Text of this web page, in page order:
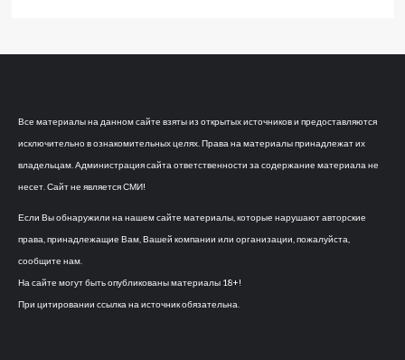
Все материалы на данном сайте взяты из открытых источников и предоставляются
исключительно в ознакомительных целях. Права на материалы принадлежат их
владельцам. Администрация сайта ответственности за содержание материала не
несет. Сайт не является СМИ!
Если Вы обнаружили на нашем сайте материалы, которые нарушают авторские
права, принадлежащие Вам, Вашей компании или организации, пожалуйста,
сообщите нам.
На сайте могут быть опубликованы материалы 18+!
При цитировании ссылка на источник обязательна.